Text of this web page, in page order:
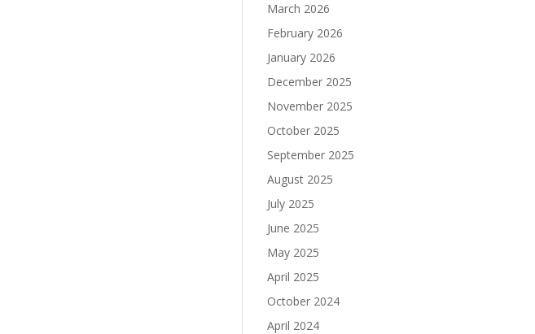
March 2026
February 2026
January 2026
December 2025
November 2025
October 2025
September 2025
August 2025
July 2025
June 2025
May 2025
April 2025
October 2024
April 2024